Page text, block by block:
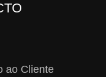
ao Cliente